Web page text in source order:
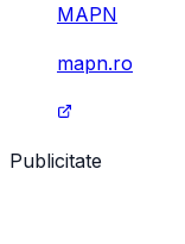
MAPN
mapn.ro
Publicitate